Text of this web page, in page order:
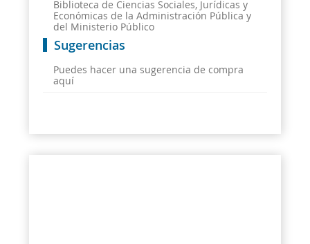
Biblioteca de Ciencias Sociales, Jurídicas y
Económicas de la Administración Pública y
del Ministerio Público
Sugerencias
Puedes hacer una sugerencia de compra
aquí